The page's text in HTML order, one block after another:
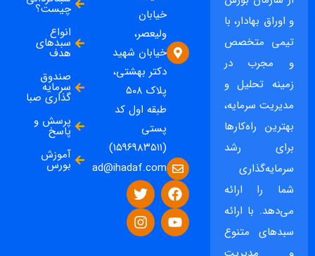
و اوراق بهادار، با
تیمی متخصص
و مجرب در
زمینه تحلیل و
مدیریت سرمایه،
بهترین راه‌کارها
برای رشد
سرمایه‌گذاری
شما را ارائه
می‌دهد. با ارائه
سبدهای متنوع
خیابان
ولیعصر،
خیابان شهید
دکتر بهشتی،
پلاک ۵۰۸
طبقه اول کد
پستی
(۱۵۹۶۹۸۳۵۱۱)
ad@ihadaf.com
چیست؟
انواع
سبدهای
هدف
صندوق
سرمایه
گذاری صبا
پرسش و
پاسخ
آموزش
بورس